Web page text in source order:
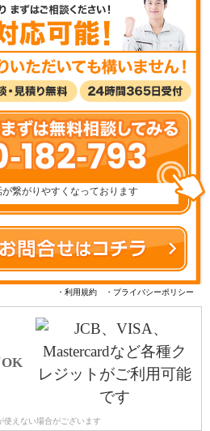
182-793
が繋がりやすくなっております
・利用規約 ・プライバシーポリシー
えない場合がございます